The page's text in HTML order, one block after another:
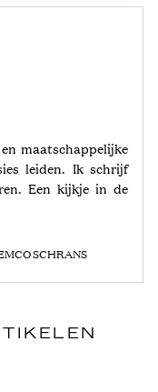
maatschappelijke
leiden. Ik schrijf
Een kijkje in de
SCHRANS